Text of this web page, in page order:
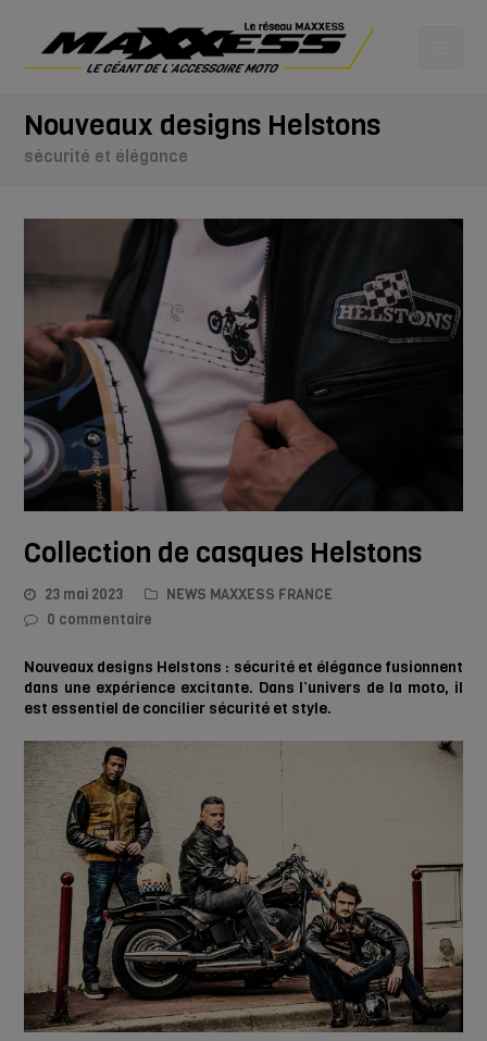
Nouveaux designs Helstons
sécurité et élégance
Collection de casques Helstons
23 mai 2023
NEWS MAXXESS FRANCE
0 commentaire
Nouveaux designs Helstons : sécurité et élégance fusionnent
dans une expérience excitante. Dans l’univers de la moto, il
est essentiel de concilier sécurité et style.